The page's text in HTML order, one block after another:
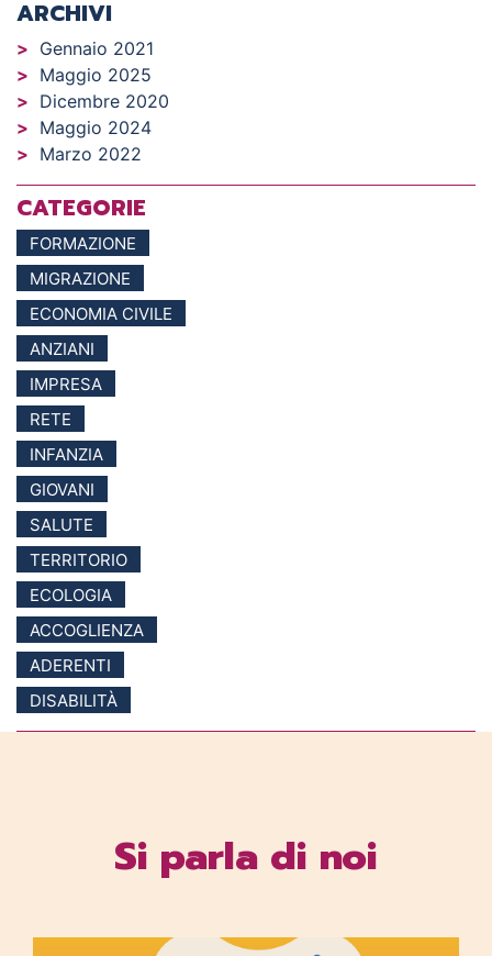
ARCHIVI
Gennaio 2021
Maggio 2025
Dicembre 2020
Maggio 2024
Marzo 2022
CATEGORIE
FORMAZIONE
MIGRAZIONE
ECONOMIA CIVILE
ANZIANI
IMPRESA
RETE
INFANZIA
GIOVANI
SALUTE
TERRITORIO
ECOLOGIA
ACCOGLIENZA
ADERENTI
DISABILITÀ
Si parla di noi